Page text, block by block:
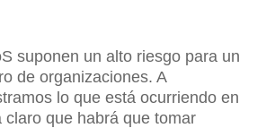
suponen un alto riesgo para un
de organizaciones. A
lo que está ocurriendo en
claro que habrá que tomar